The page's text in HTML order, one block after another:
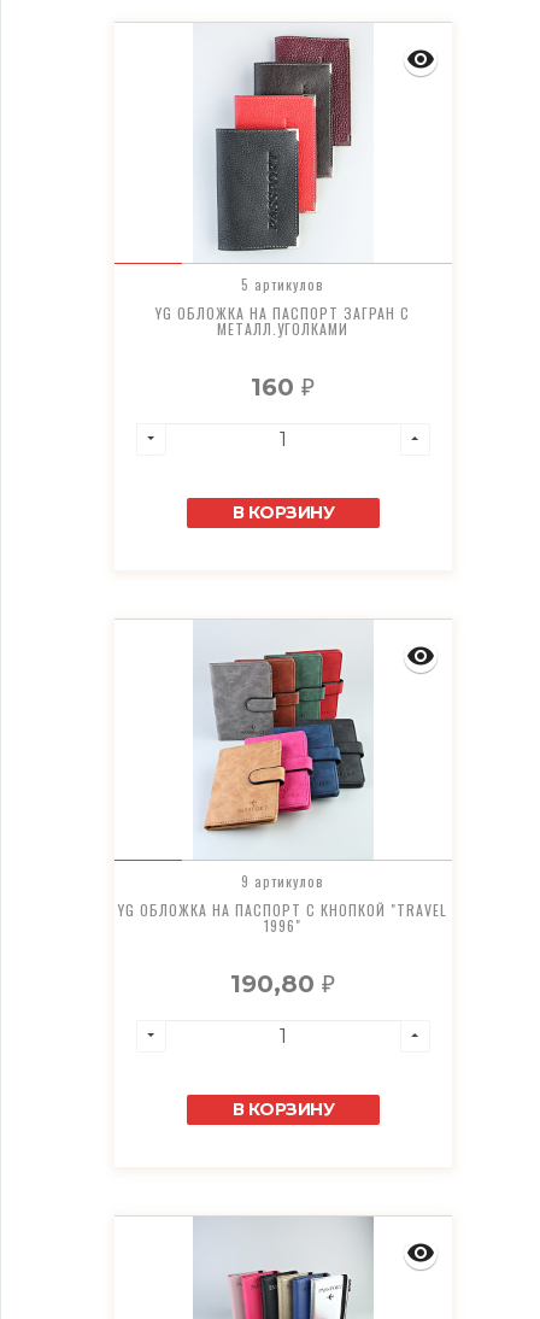
5 артикулов
YG ОБЛОЖКА НА ПАСПОРТ ЗАГРАН С
МЕТАЛЛ.УГОЛКАМИ
160₽
В КОРЗИНУ
9 артикулов
YG ОБЛОЖКА НА ПАСПОРТ С КНОПКОЙ "TRAVEL
1996"
190,80₽
В КОРЗИНУ